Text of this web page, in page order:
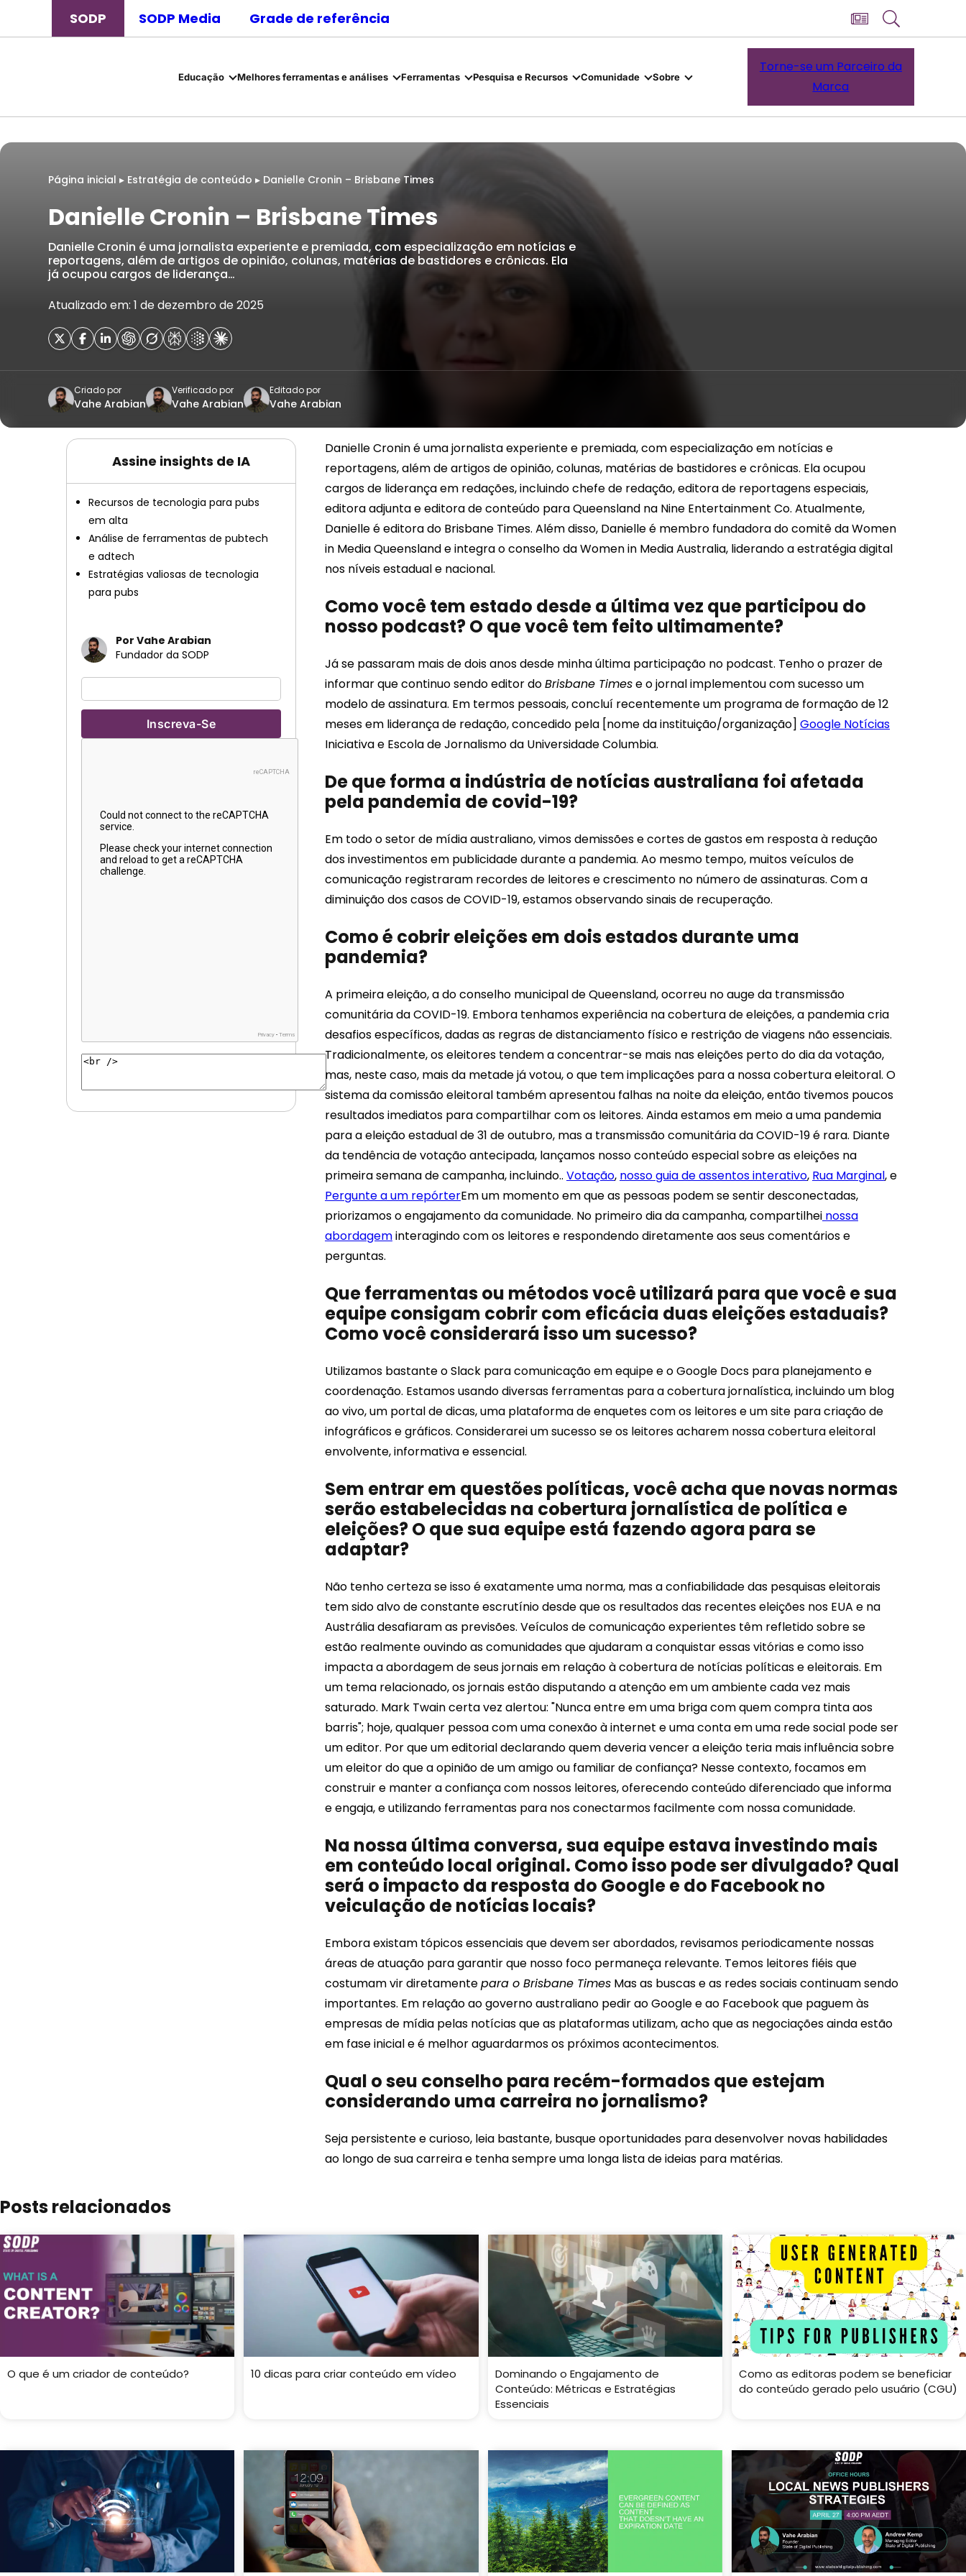
SODP SODP Media Grade de referência
Educação Melhores ferramentas e análises Ferramentas Pesquisa e Recursos Comunidade Sobre
Torne-se um Parceiro da
Marca
Página inicial ▸ Estratégia de conteúdo ▸ Danielle Cronin – Brisbane Times
Danielle Cronin – Brisbane Times
Danielle Cronin é uma jornalista experiente e premiada, com especialização em notícias e
reportagens, além de artigos de opinião, colunas, matérias de bastidores e crônicas. Ela
já ocupou cargos de liderança…
Atualizado em: 1 de dezembro de 2025
Criado por
Vahe Arabian
Verificado por
Vahe Arabian
Editado por
Vahe Arabian
Assine insights de IA
Recursos de tecnologia para pubs
em alta
Análise de ferramentas de pubtech
e adtech
Estratégias valiosas de tecnologia
para pubs
Por Vahe Arabian
Fundador da SODP
Danielle Cronin é uma jornalista experiente e premiada, com especialização em notícias e
reportagens, além de artigos de opinião, colunas, matérias de bastidores e crônicas. Ela ocupou
cargos de liderança em redações, incluindo chefe de redação, editora de reportagens especiais,
editora adjunta e editora de conteúdo para Queensland na Nine Entertainment Co. Atualmente,
Danielle é editora do Brisbane Times. Além disso, Danielle é membro fundadora do comitê da Women
in Media Queensland e integra o conselho da Women in Media Australia, liderando a estratégia digital
nos níveis estadual e nacional.
Como você tem estado desde a última vez que participou do
nosso podcast? O que você tem feito ultimamente?
Já se passaram mais de dois anos desde minha última participação no podcast. Tenho o prazer de
informar que continuo sendo editor doBrisbane Timese o jornal implementou com sucesso um
modelo de assinatura. Em termos pessoais, concluí recentemente um programa de formação de 12
meses em liderança de redação, concedido pela [nome da instituição/organização] Google Notícias
Iniciativa e Escola de Jornalismo da Universidade Columbia.
De que forma a indústria de notícias australiana foi afetada
pela pandemia de covid-19?
Em todo o setor de mídia australiano, vimos demissões e cortes de gastos em resposta à redução
dos investimentos em publicidade durante a pandemia. Ao mesmo tempo, muitos veículos de
comunicação registraram recordes de leitores e crescimento no número de assinaturas. Com a
diminuição dos casos de COVID-19, estamos observando sinais de recuperação.
Como é cobrir eleições em dois estados durante uma
pandemia?
A primeira eleição, a do conselho municipal de Queensland, ocorreu no auge da transmissão
comunitária da COVID-19. Embora tenhamos experiência na cobertura de eleições, a pandemia cria
desafios específicos, dadas as regras de distanciamento físico e restrição de viagens não essenciais.
Tradicionalmente, os eleitores tendem a concentrar-se mais nas eleições perto do dia da votação,
mas, neste caso, mais da metade já votou, o que tem implicações para a nossa cobertura eleitoral. O
sistema da comissão eleitoral também apresentou falhas na noite da eleição, então tivemos poucos
resultados imediatos para compartilhar com os leitores. Ainda estamos em meio a uma pandemia
para a eleição estadual de 31 de outubro, mas a transmissão comunitária da COVID-19 é rara. Diante
da tendência de votação antecipada, lançamos nosso conteúdo especial sobre as eleições na
primeira semana de campanha, incluindo.. Votação, nosso guia de assentos interativo, Rua Marginal, e
Pergunte a um repórterEm um momento em que as pessoas podem se sentir desconectadas,
priorizamos o engajamento da comunidade. No primeiro dia da campanha, compartilhei nossa
abordageminteragindo com os leitores e respondendo diretamente aos seus comentários e
perguntas.
Que ferramentas ou métodos você utilizará para que você e sua
equipe consigam cobrir com eficácia duas eleições estaduais?
Como você considerará isso um sucesso?
Utilizamos bastante o Slack para comunicação em equipe e o Google Docs para planejamento e
coordenação. Estamos usando diversas ferramentas para a cobertura jornalística, incluindo um blog
ao vivo, um portal de dicas, uma plataforma de enquetes com os leitores e um site para criação de
infográficos e gráficos. Considerarei um sucesso se os leitores acharem nossa cobertura eleitoral
envolvente, informativa e essencial.
Sem entrar em questões políticas, você acha que novas normas
serão estabelecidas na cobertura jornalística de política e
eleições? O que sua equipe está fazendo agora para se
adaptar?
Não tenho certeza se isso é exatamente uma norma, mas a confiabilidade das pesquisas eleitorais
tem sido alvo de constante escrutínio desde que os resultados das recentes eleições nos EUA e na
Austrália desafiaram as previsões. Veículos de comunicação experientes têm refletido sobre se
estão realmente ouvindo as comunidades que ajudaram a conquistar essas vitórias e como isso
impacta a abordagem de seus jornais em relação à cobertura de notícias políticas e eleitorais. Em
um tema relacionado, os jornais estão disputando a atenção em um ambiente cada vez mais
saturado. Mark Twain certa vez alertou: "Nunca entre em uma briga com quem compra tinta aos
barris"; hoje, qualquer pessoa com uma conexão à internet e uma conta em uma rede social pode ser
um editor. Por que um editorial declarando quem deveria vencer a eleição teria mais influência sobre
um eleitor do que a opinião de um amigo ou familiar de confiança? Nesse contexto, focamos em
construir e manter a confiança com nossos leitores, oferecendo conteúdo diferenciado que informa
e engaja, e utilizando ferramentas para nos conectarmos facilmente com nossa comunidade.
Na nossa última conversa, sua equipe estava investindo mais
em conteúdo local original. Como isso pode ser divulgado? Qual
será o impacto da resposta do Google e do Facebook no
veiculação de notícias locais?
Embora existam tópicos essenciais que devem ser abordados, revisamos periodicamente nossas
áreas de atuação para garantir que nosso foco permaneça relevante. Temos leitores fiéis que
costumam vir diretamentepara o Brisbane Times Mas as buscas e as redes sociais continuam sendo
importantes. Em relação ao governo australiano pedir ao Google e ao Facebook que paguem às
empresas de mídia pelas notícias que as plataformas utilizam, acho que as negociações ainda estão
em fase inicial e é melhor aguardarmos os próximos acontecimentos.
Qual o seu conselho para recém-formados que estejam
considerando uma carreira no jornalismo?
Seja persistente e curioso, leia bastante, busque oportunidades para desenvolver novas habilidades
ao longo de sua carreira e tenha sempre uma longa lista de ideias para matérias.
Posts relacionados
O que é um criador de conteúdo? 10 dicas para criar conteúdo em vídeo
Dominando o Engajamento de
Conteúdo: Métricas e Estratégias
Essenciais
Como as editoras podem se beneficiar
do conteúdo gerado pelo usuário (CGU)